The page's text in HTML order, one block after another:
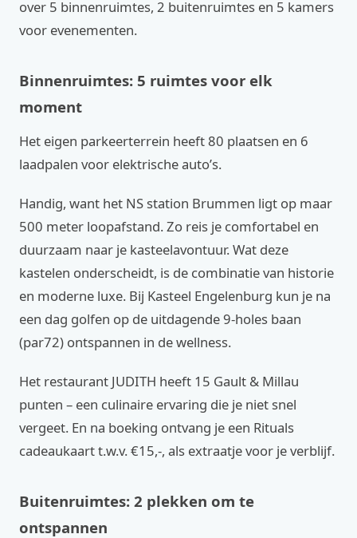
over 5 binnenruimtes, 2 buitenruimtes en 5 kamers
voor evenementen.
Binnenruimtes: 5 ruimtes voor elk
moment
Het eigen parkeerterrein heeft 80 plaatsen en 6
laadpalen voor elektrische auto’s.
Handig, want het NS station Brummen ligt op maar
500 meter loopafstand. Zo reis je comfortabel en
duurzaam naar je kasteelavontuur. Wat deze
kastelen onderscheidt, is de combinatie van historie
en moderne luxe. Bij Kasteel Engelenburg kun je na
een dag golfen op de uitdagende 9-holes baan
(par72) ontspannen in de wellness.
Het restaurant JUDITH heeft 15 Gault & Millau
punten – een culinaire ervaring die je niet snel
vergeet. En na boeking ontvang je een Rituals
cadeaukaart t.w.v. €15,-, als extraatje voor je verblijf.
Buitenruimtes: 2 plekken om te
ontspannen